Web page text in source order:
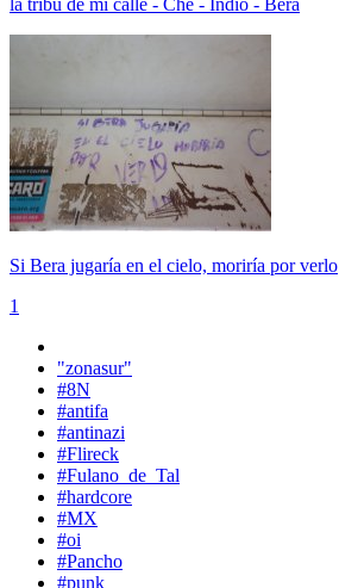
la tribu de mi calle - Che - Indio - Bera
Si Bera jugaría en el cielo, moriría por verlo
1
"zonasur"
#8N
#antifa
#antinazi
#Flireck
#Fulano_de_Tal
#hardcore
#MX
#oi
#Pancho
#punk